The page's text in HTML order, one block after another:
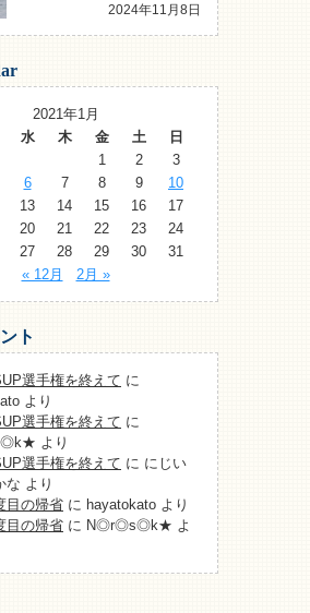
2024年11月8日
2021年1月
水 木 金 土
日
1
2
3
6 7 8 9
10
13 14 15 16
17
20 21 22 23
24
27 28 29 30
31
« 12月
2月 »
ト
選手権を終えて に
より
選手権を終えて に
より
選手権を終えて に にじい
な より
目の帰省 に hayatokato より
目の帰省 に N◎r◎s◎k★ よ